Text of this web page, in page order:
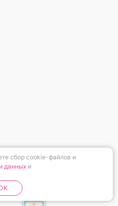
сбор cookie-файлов и
данных и